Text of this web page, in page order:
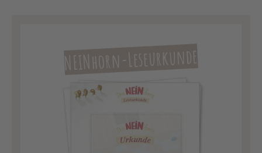
NEINhorn-Leseurkunde